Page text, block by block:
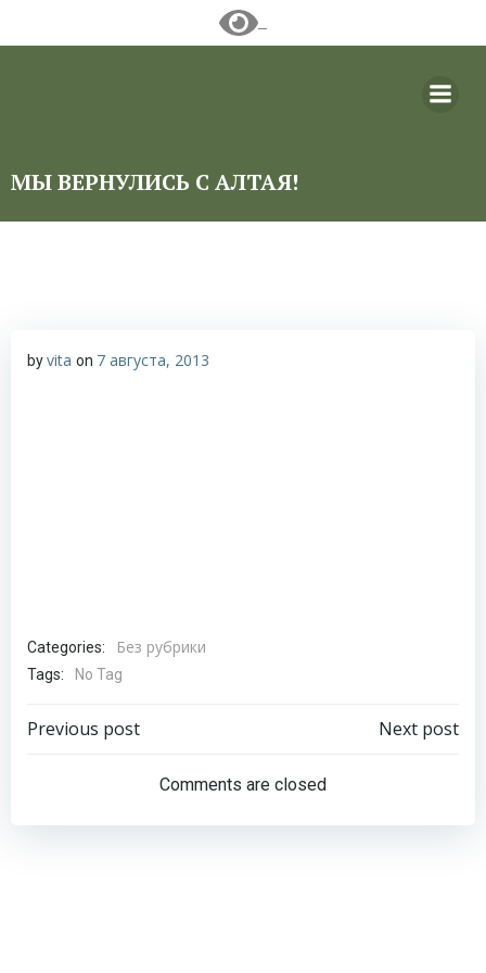
МЫ ВЕРНУЛИСЬ С АЛТАЯ!
byvita on 7 августа, 2013
Categories: Без рубрики
Tags: No Tag
Навигация
записям
Previous post
Навигация
по
записям
Next post
Comments are closed